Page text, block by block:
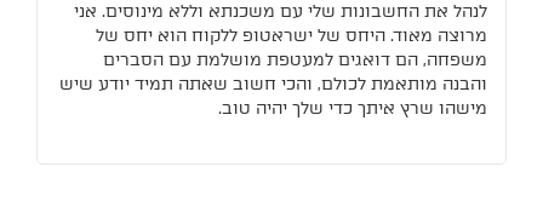
לנהל את החשבונות שלי עם משכנתא וללא מינוסים. אני
מרוצה מאוד. היחס של ישראטופ ללקוח הוא יחס של
משפחה, הם דואגים למעטפת מושלמת עם הסברים
והבנה מותאמת לכולם, והכי חשוב שאתה תמיד יודע שיש
מישהו שרץ איתך כדי שלך יהיה טוב.